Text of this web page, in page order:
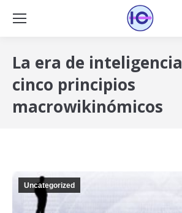
La era de
cinco principios
macrowikinómicos
Uncategorized